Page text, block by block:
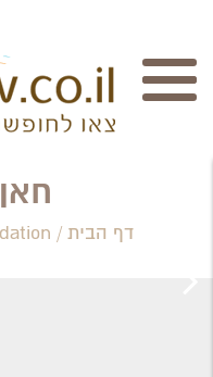
Category / Business
דף הבית /